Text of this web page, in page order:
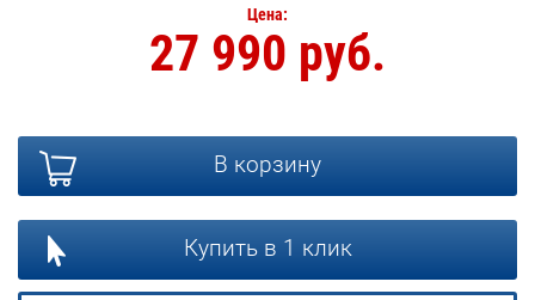
Цена:
27 990 руб.
В корзину
Купить в 1 клик